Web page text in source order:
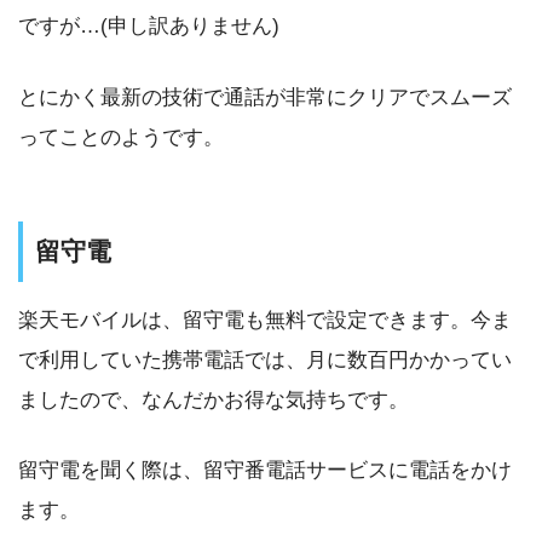
ですが…(申し訳ありません)
とにかく最新の技術で通話が非常にクリアでスムーズ
ってことのようです。
留守電
楽天モバイルは、留守電も無料で設定できます。今ま
で利用していた携帯電話では、月に数百円かかってい
ましたので、なんだかお得な気持ちです。
留守電を聞く際は、留守番電話サービスに電話をかけ
ます。